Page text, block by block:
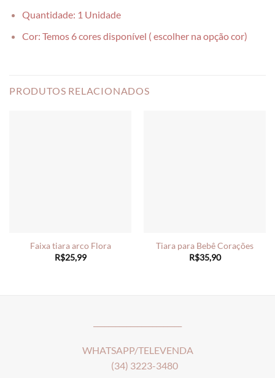
Quantidade: 1 Unidade
Cor: Temos 6 cores disponível ( escolher na opção cor)
PRODUTOS RELACIONADOS
Faixa tiara arco Flora
R$25,99
Tiara para Bebê Corações
R$35,90
WHATSAPP/TELEVENDA
(34) 3223-3480